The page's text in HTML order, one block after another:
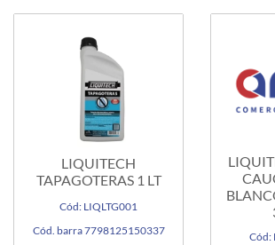
LIQUITECH
TAPAGOTERAS 1 LT
Cód: LIQLTG001
Cód. barra 7798125150337
Cód: